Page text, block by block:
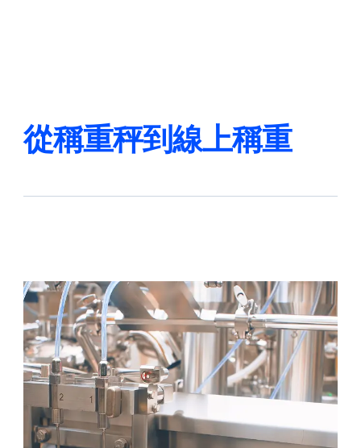
返回
搜尋... ZH
應用領域
服務與支援
更改語言
從稱重秤到線上稱重